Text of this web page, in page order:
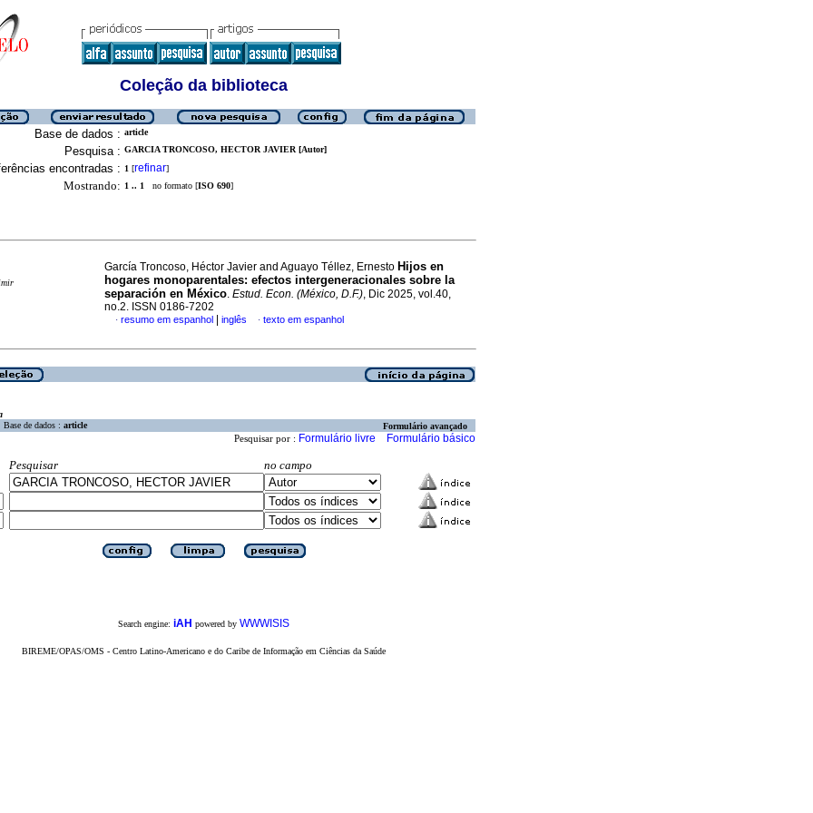
Coleção da biblioteca
Base de dados : article
Pesquisa : GARCIA TRONCOSO, HECTOR JAVIER [Autor]
encontradas : 1 [refinar]
Mostrando: 1 .. 1 no formato [ISO 690]
García Troncoso, Héctor Javier and Aguayo Téllez, Ernesto Hijos en
hogares monoparentales: efectos intergeneracionales sobre la
separación en México. Estud. Econ. (México, D.F.), Dic 2025, vol.40,
no.2. ISSN 0186-7202
· resumo em espanhol inglês · texto em espanhol
Base de dados : article Formulário avançado
Pesquisar por : Formulário livre Formulário básico
Pesquisar
no campo
Search engine: iAH powered by WWWISIS
BIREME/OPAS/OMS - Centro Latino-Americano e do Caribe de Informação em Ciências da Saúde